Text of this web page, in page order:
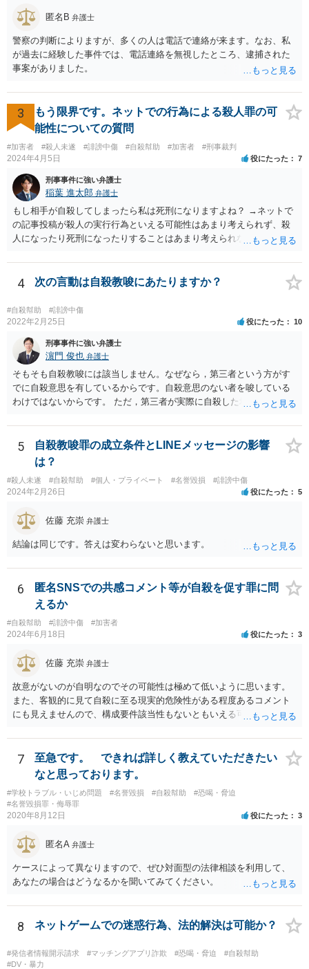
匿名B 弁護士
警察の判断によりますが、多くの人は電話で連絡が来ます。なお、私
が過去に経験した事件では、電話連絡を無視したところ、逮捕された
事案がありました。
3
もう限界です。ネットでの行為による殺人罪の可
能性についての質問
#加害者 #殺人未遂 #誹謗中傷 #自殺幇助 #加害者 #刑事裁判
2024年4月5日 役にたった 7
刑事事件に強い弁護士
稲葉 進太郎 弁護士
もし相手が自殺してしまったら私は死刑になりますよね？ →ネットで
の記事投稿が殺人の実行行為といえる可能性はあまり考えられず、殺
人になったり死刑になったりすることはあまり考えられないように思
4 次の言動は自殺教唆にあたりますか？
#自殺幇助 #誹謗中傷
2022年2月25日 役にたった 10
刑事事件に強い弁護士
濵門 俊也 弁護士
そもそも自殺教唆には該当しません。なぜなら，第三者という方がす
でに自殺意思を有しているからです。自殺意思のない者を唆している
わけではないからです。 ただ，第三者が実際に自殺した場合，あなた
5
自殺教唆罪の成立条件とLINEメッセージの影響
は？
#殺人未遂 #自殺幇助 #個人・プライベート #名誉毀損 #誹謗中傷
2024年2月26日 役にたった 5
佐藤 充崇 弁護士
結論は同じです。答えは変わらないと思います。
6
匿名SNSでの共感コメント等が自殺を促す罪に問
えるか
#自殺幇助 #誹謗中傷 #加害者
2024年6月18日 役にたった 3
佐藤 充崇 弁護士
故意がないのが自明なのでその可能性は極めて低いように思います。
また、客観的に見て自殺に至る現実的危険性がある程度あるコメント
にも見えませんので、構成要件該当性もないともいえる可能性は高い
7
至急です。 できれば詳しく教えていただきたい
なと思っております。
#学校トラブル・いじめ問題 #名誉毀損 #自殺幇助
#恐喝・脅迫
#名誉毀損罪・侮辱罪
2020年8月12日 役にたった 3
匿名A 弁護士
ケースによって異なりますので、ぜひ対面型の法律相談を利用して、
あなたの場合はどうなるかを聞いてみてください。
8 ネットゲームでの迷惑行為、法的解決は可能か？
#発信者情報開示請求 #マッチングアプリ詐欺 #恐喝・脅迫
#自殺幇助
#DV・暴力